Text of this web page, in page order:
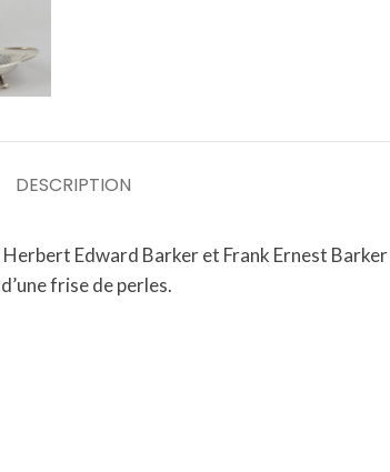
DESCRIPTION
Edward Barker et Frank Ernest
frise de perles.